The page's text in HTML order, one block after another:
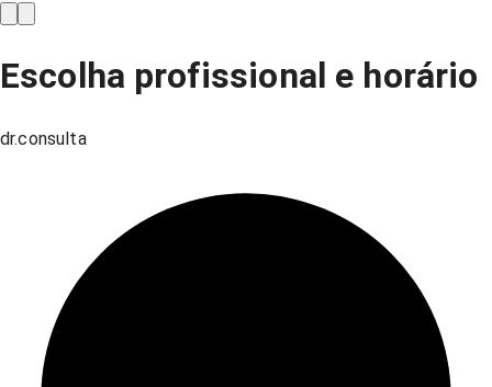
Escolha profissional e horário
dr.consulta